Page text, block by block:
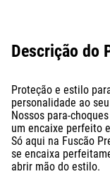
Descrição do
Proteção e estilo
personalidade ao
Nossos para-
um encaixe perfeito
Só aqui na Fuscão
se encaixa
abrir mão do estilo.